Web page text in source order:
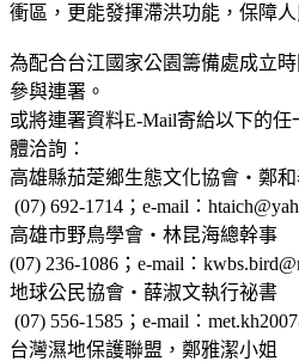
衝區，更能發揮滯洪功能，保障
為配合台江國家公園籌備處成立
參與連署。
或將連署資料E-Mail寄給以下的
體洽詢：
高雄縣茄萣鄉生態文化協會‧鄭
(07) 692-1714；e-mail：
高雄市野鳥學會‧林昆海總幹事
(07) 236-1086；e-mail：
地球公民協會‧薛淑文執行祕書
(07) 556-1585；e-mail：
台灣濕地保護聯盟，鄭雅潔小姐